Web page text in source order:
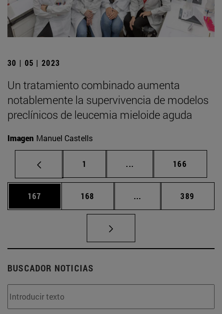
30 | 05 | 2023
Un tratamiento combinado aumenta
notablemente la supervivencia de modelos
preclínicos de leucemia mieloide aguda
Imagen Manuel Castells
Página
1 ... Páginas intermedias
Página
166
Página
167 Página
168 ... Páginas intermedias
Página
389
BUSCADOR NOTICIAS